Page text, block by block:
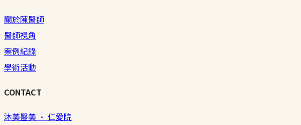
關於陳醫師
醫師視角
案例紀錄
學術活動
CONTACT
沐美醫美 · 仁愛院